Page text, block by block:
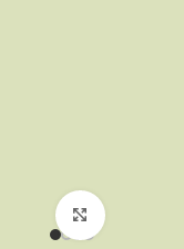
Click to enlarge